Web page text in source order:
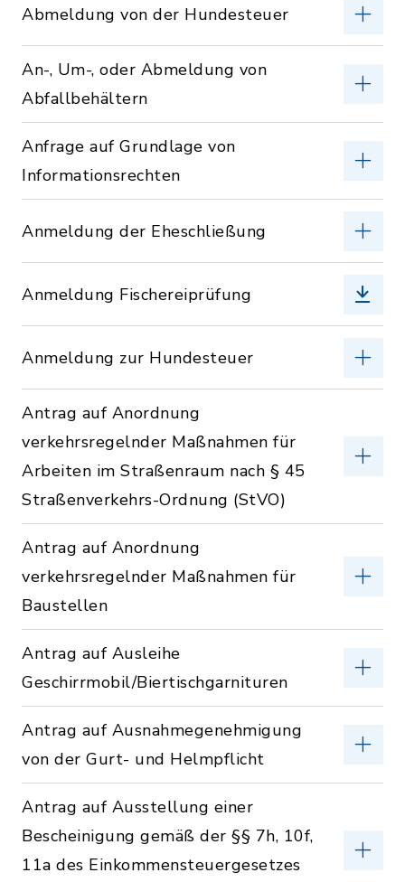
Abmeldung von der Hundesteuer
An-, Um-, oder Abmeldung von
Abfallbehältern
Anfrage auf Grundlage von
Informationsrechten
Anmeldung der Eheschließung
Anmeldung Fischereiprüfung
Anmeldung zur Hundesteuer
Antrag auf Anordnung
verkehrsregelnder Maßnahmen für
Arbeiten im Straßenraum nach § 45
Straßenverkehrs-Ordnung (StVO)
Antrag auf Anordnung
verkehrsregelnder Maßnahmen für
Baustellen
Antrag auf Ausleihe
Geschirrmobil/Biertischgarnituren
Antrag auf Ausnahmegenehmigung
von der Gurt- und Helmpflicht
Antrag auf Ausstellung einer
Bescheinigung gemäß der §§ 7h, 10f,
11a des Einkommensteuergesetzes